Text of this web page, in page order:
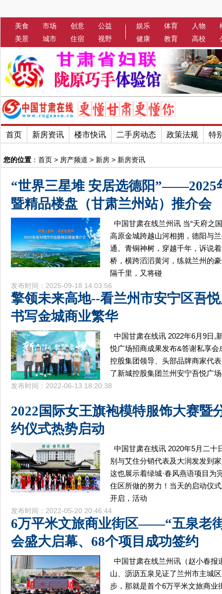
美食 市场 创意
公益
美景
城市 住宿 视野
娱乐 体育 人物
健康
教育 高校
首页 新房资讯 楼市快讯 二手房动态 政策法规 特
您的位置 ： 首页 > 房产频道 > 新房 > 新房资讯
“世界三星堆 安居选德阳”——2025
暨精品楼盘（甘肃兰州站）推介会
中国甘肃在线兰州讯 当“天府之
高原金城跨越山河相拥，德阳与
通。青铜神树，穿越千年，诉说
桥，横跨滔滔黄河，练就兰州的
隔千里，又将碰
发布时间：2025-09-18 14:03:56
擎领未来高地--看兰州市安宁区吾
书写金城商业繁华
中国甘肃在线讯 2022年6月9日,
悦广场招商成果发布&答谢私享
控股集团领导、头部品牌商家代
了新城控股集团兰州安宁吾悦广
发布时间：2022-06-13 18:20:38
2022国际女王旗袍模特服饰大赛暨
约仪式热势启动
中国甘肃在线讯 2020年5月二十
别与艾住分销代表及大润发发到
这也展示着绿城·春风燕语项目为
住区所做的努力！当天的启动仪
开启，活动
发布时间：2022-05-20 20:46:44
6万平米文旅商业街区——“五泉老
会盛大启幕、68个项目成功签约
中国甘肃在线兰州讯（赵小春报
山、沥沥五泉见证了兰州市主城
步，那就是首个6万平米文旅商